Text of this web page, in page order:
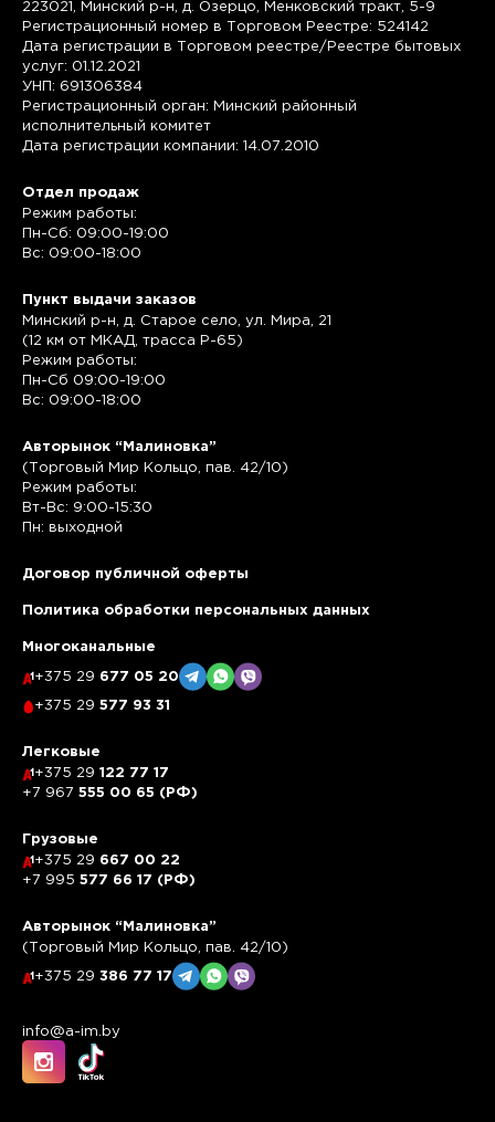
223021, Минский р-н, д. Озерцо, Менковский тракт, 5-9
Регистрационный номер в Торговом Реестре: 524142
Дата регистрации в Торговом реестре/Реестре бытовых
услуг: 01.12.2021
УНП: 691306384
Регистрационный орган: Минский районный
исполнительный комитет
Дата регистрации компании: 14.07.2010
Отдел продаж
Режим работы:
Пн-Сб: 09:00-19:00
Вс: 09:00-18:00
Пункт выдачи заказов
Минский р-н, д. Старое село, ул. Мира, 21
(12 км от МКАД, трасса P-65)
Режим работы:
Пн-Сб 09:00-19:00
Вс: 09:00-18:00
Авторынок “Малиновка”
(Торговый Мир Кольцо, пав. 42/10)
Режим работы:
Вт-Вс: 9:00-15:30
Пн: выходной
Договор публичной оферты
Политика обработки персональных данных
Многоканальные
+375 29 677 05 20
+375 29 577 93 31
Легковые
+375 29 122 77 17
+7 967 555 00 65 (РФ)
Грузовые
+375 29 667 00 22
+7 995 577 66 17 (РФ)
Авторынок “Малиновка”
(Торговый Мир Кольцо, пав. 42/10)
+375 29 386 77 17
info@a-im.by